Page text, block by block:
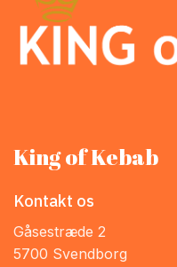
King of Kebab
Kontakt os
Gåsestræde 2
5700 Svendborg